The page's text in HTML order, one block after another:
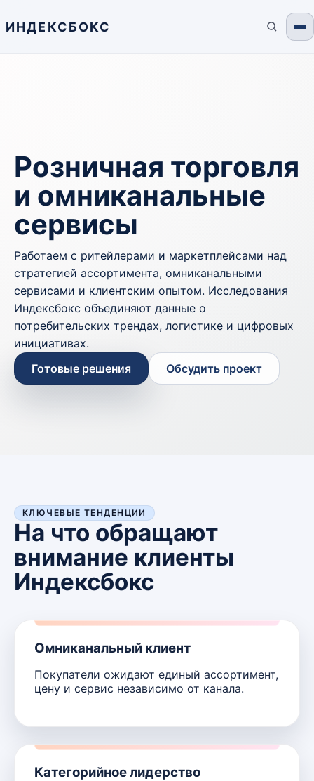
ИНДЕКСБОКС
Розничная торговля
и омниканальные
сервисы
Работаем с ритейлерами и маркетплейсами над
стратегией ассортимента, омниканальными
сервисами и клиентским опытом. Исследования
Индексбокс объединяют данные о
потребительских трендах, логистике и цифровых
инициативах.
Готовые решения
Обсудить проект
КЛЮЧЕВЫЕ ТЕНДЕНЦИИ
На что обращают
внимание клиенты
Индексбокс
Омниканальный клиент
Покупатели ожидают единый ассортимент,
цену и сервис независимо от канала.
Категорийное лидерство